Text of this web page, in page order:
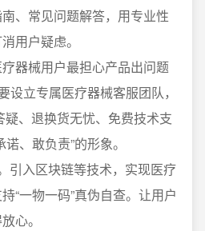
、常见问题解答，用专业性
用户疑虑。
器械用户最担心产品出问题
设立专属医疗器械客服团队，
、退换货无忧、免费技术支
、敢负责”的形象。
引入区块链等技术，实现医疗
“一物一码”真伪自查。让用户
心。